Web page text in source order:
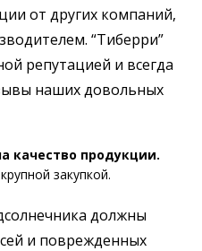
от других компаний,
“Тиберри”
репутацией и всегда
наших довольных
качество продукции.
закупкой.
должны
и поврежденных